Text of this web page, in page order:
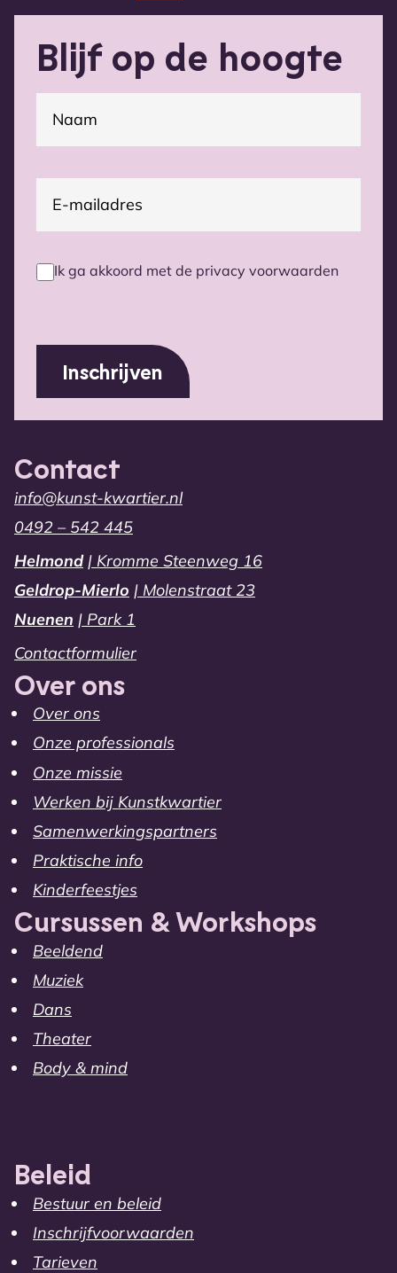
Blijf op de hoogte
E-
mailadres(Vereist)
Privacy
Ik ga akkoord met de privacy voorwaarden
Contact
info@kunst-kwartier.nl
0492 – 542 445
Helmond | Kromme Steenweg 16
Geldrop-Mierlo | Molenstraat 23
Nuenen | Park 1
Contactformulier
Over ons
Over ons
Onze professionals
Onze missie
Werken bij Kunstkwartier
Samenwerkingspartners
Praktische info
Kinderfeestjes
Cursussen & Workshops
Beeldend
Muziek
Dans
Theater
Body & mind
Beleid
Bestuur en beleid
Inschrijfvoorwaarden
Tarieven